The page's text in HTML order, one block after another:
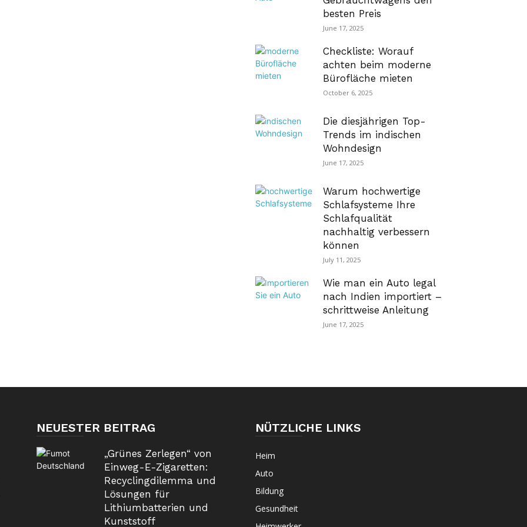
besten Preis
June 17, 2025
Checkliste: Worauf
achten beim moderne
Bürofläche mieten
October 6, 2025
Die diesjährigen Top-
Trends im indischen
Wohndesign
June 17, 2025
Warum hochwertige
Schlafsysteme Ihre
Schlafqualität
nachhaltig verbessern
können
July 11, 2025
Wie man ein Auto legal
nach Indien importiert –
schrittweise Anleitung
June 17, 2025
NEUESTER BEITRAG
„Grünes Zerlegen“ von
Einweg-E-Zigaretten:
Recyclingdilemma und
Lösungen für
Lithiumbatterien und
Kunststoff
NÜTZLICHE LINKS
Heim
Auto
Bildung
Gesundheit